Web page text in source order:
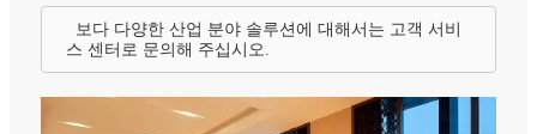
보다 다양한 산업 분야 솔루션에 대해서는 고객 서비
스 센터로 문의해 주십시오.